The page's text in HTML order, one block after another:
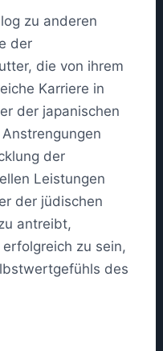
zu anderen
der
die von ihrem
Karriere in
der japanischen
der
Leistungen
der jüdischen
antreibt,
zu sein,
des